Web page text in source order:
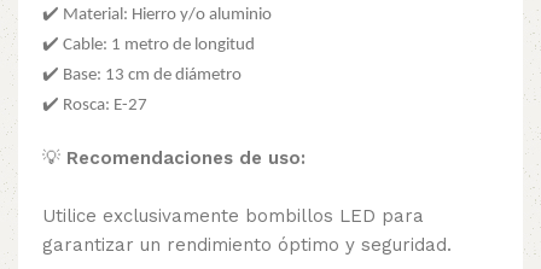
✔️ Material: Hierro y/o aluminio
✔️ Cable: 1 metro de longitud
✔️ Base: 13 cm de diámetro
✔️ Rosca: E-27
💡 Recomendaciones de uso:
Utilice exclusivamente bombillos LED para
garantizar un rendimiento óptimo y seguridad.